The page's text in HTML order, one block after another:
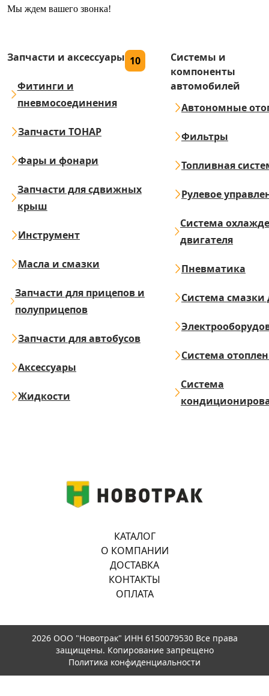
Мы ждем вашего звонка!
Запчасти и аксессуары 10
Фитинги и
пневмосоединения
Запчасти ТОНАР
Фары и фонари
Запчасти для сдвижных
крыш
Инструмент
Масла и смазки
Запчасти для прицепов и
полуприцепов
Запчасти для автобусов
Аксессуары
Жидкости
Системы и
компоненты
автомобилей
Автономные
Фильтры
Топливная
Рулевое
Система
двигателя
Пневматика
Система смазки
Система
Система
КАТАЛОГ
О КОМПАНИИ
ДОСТАВКА
КОНТАКТЫ
ОПЛАТА
2026 ООО "Новотрак" ИНН 6150079530 Все права
защищены. Копирование запрещено
Политика конфиденциальности